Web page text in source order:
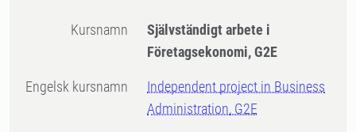
Kursnamn
Självständigt arbete i
Företagsekonomi, G2E
Engelsk kursnamn
Independent project in Business
Administration, G2E